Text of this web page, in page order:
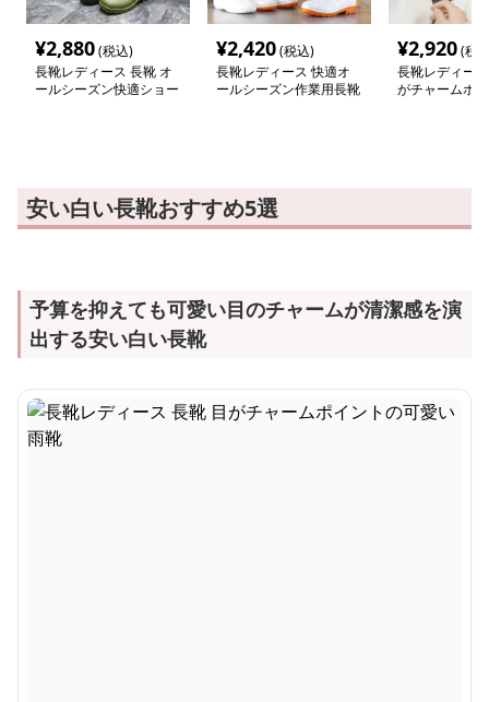
¥2,880(税込)
長靴レディース 長靴 オ
ールシーズン快適ショー
¥2,420(税込)
長靴レディース 快適オ
ールシーズン作業用長靴
¥2,920(税
長靴レディー
がチャームポ
安い白い長靴おすすめ5選
予算を抑えても可愛い目のチャームが清潔感を演
出する安い白い長靴